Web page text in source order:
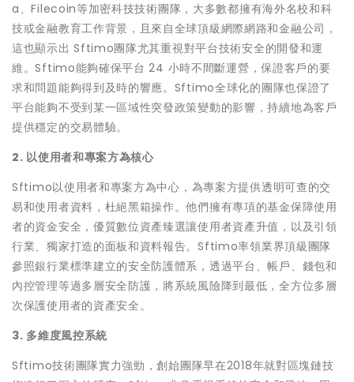
a、Filecoin等加密科技技術團隊，大多數都擁有海外名校和科
技或金融教育工作背景，且來自全球頂級網際網路和金融公司，
這也顯示出 Sftimo團隊尤其重視對平台技術安全的開發和運
維。Sftimo能夠確保平台 24 小時不間斷運營，保證客戶的要
求和問題能夠得到及時的響應。Sftimo全球化的團隊也保證了
平台能夠不受到某一區域性突發政策變動的影響，持續地為客戶
提供穩定的交易體驗。
2. 以使用者和專案方為核心
Sftimo以使用者和專案方為中心，為專案方提供透明可查的交
易和使用者資料，杜絕黑箱操作。他們擁有專項的基金保障使用
者的資金安全，優質數位資產臻選讓使用者資產升值，以及引領
行業、獨家打造的面板和資料報告。Sftimo率領業界頂級團隊
參照銀行業標準建立的安全防護體系，透過平台、帳戶、錢包和
內控管理等過多層安全防護，將系統風險降到最低，全方位多層
次保護使用者的資產安全。
3. 多維度風控系統
Sftimo技術團隊實力強勁，創始團隊早在2018年就對區塊鏈技